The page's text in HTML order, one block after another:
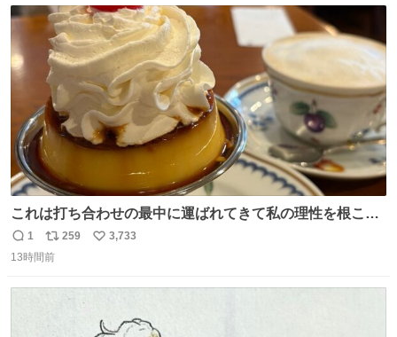
ト
数
数
これは打ち合わせの最中に運ばれてきて私の理性を根こそ
ぎ奪い去ったプリンの写真です。
返
信
1
リ
ポ
259
い
3,733
13時間前